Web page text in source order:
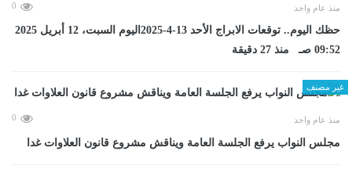
منذ عام واحد 0
حظك اليوم.. توقعات الابراج الأحد 13-4-2025اليوم السبت، 12 أبريل 2025
09:52 صـ منذ 27 دقيقة
غير مصنف
منذ عام واحد 0
مجلس النواب يرفع الجلسة العامة ويناقش مشروع قانون العلاوات غدا